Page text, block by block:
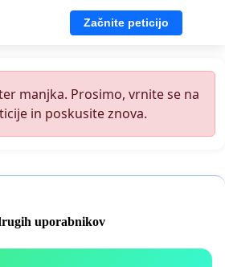
Začnite peticijo
manjka. Prosimo, vrnite se na
in poskusite znova.
uporabnikov